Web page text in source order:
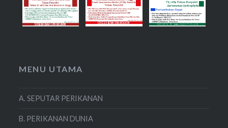
MENU UTAMA
A. SEPUTAR PERIKANAN
B. PERIKANAN DUNIA